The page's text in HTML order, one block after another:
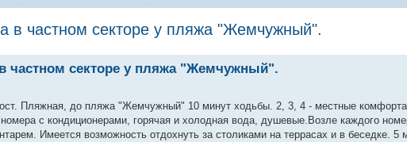
в частном секторе у пляжа "Жемчужный".
частном секторе у пляжа "Жемчужный".
ост. Пляжная, до пляжа "Жемчужный" 10 минут ходьбы. 2, 3, 4 - местные
с кондиционерами, горячая и холодная вода, душевые.Возле каждого
Имеется возможность отдохнуть за столиками на террасах и в беседке. 5